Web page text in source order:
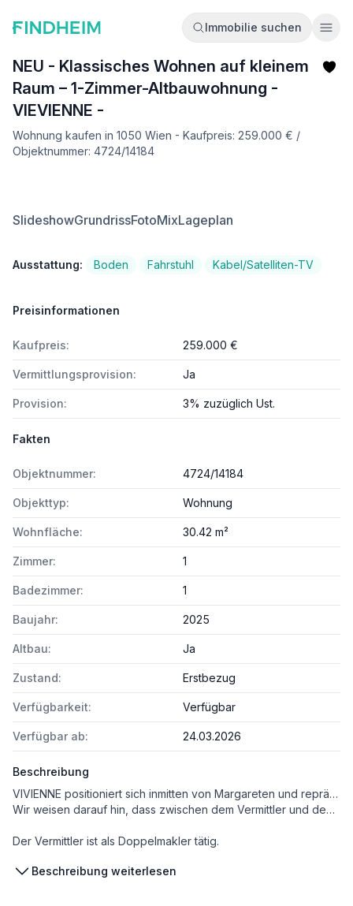
Immobilie suchen
NEU - Klassisches Wohnen auf kleinem
Raum – 1-Zimmer-Altbauwohnung -
VIEVIENNE -
Wohnung kaufen in 1050 Wien - Kaufpreis: 259.000 € /
Objektnummer: 4724/14184
SlideshowGrundrissFotoMixLageplan
Ausstattung: Boden Fahrstuhl Kabel/Satelliten-TV
Preisinformationen
Kaufpreis: 259.000 €
Vermittlungsprovision: Ja
Provision: 3% zuzüglich Ust.
Fakten
Objektnummer: 4724/14184
Objekttyp: Wohnung
Wohnfläche: 30.42 m²
Zimmer: 1
Badezimmer: 1
Baujahr: 2025
Altbau: Ja
Zustand: Erstbezug
Verfügbarkeit: Verfügbar
Verfügbar ab: 24.03.2026
Beschreibung
VIVIENNE positioniert sich inmitten von Margareten und repräsentiert stilvolles Wohnen und reine Lebensfreude. Der wiederbelebte Wiener Altbau in der Siebenbrunnengasse 65 im Herzen des 5. Bezirks zeigt sich zeitlos, elegant und voller Elan. Seine Bauweise ist ebenso beeindruckend und lebendig wie die von Wien. Die Lage befindet sich strategisch zwischen dem geschäftigen Stadtleben und dem malerischen Einsiedlerpark und verbindet urbanen Charme mit erholungsreichen Rückzugsorten. In Margareten gibt es eine Vielzahl von Restaurants und erstklassigen Verkehrsanbindungen, die das Leben anregen.
Wir weisen darauf hin, dass zwischen dem Vermittler und dem zu vermittelnden Dritten ein familiäres oder wirtschaftliches Naheverhältnis besteht.
Der Vermittler ist als Doppelmakler tätig.
Infrastruktur / Entfernungen
Beschreibung weiterlesen